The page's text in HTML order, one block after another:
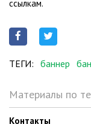
ссылкам.
ТЕГИ: баннер
Материалы по
Контакты